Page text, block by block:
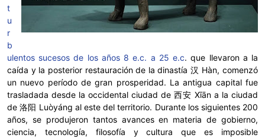
t
u
r
b
ulentos sucesos de los años 8 e.c. a 25 e.c. que llevaron a la
caída y la posterior restauración de la dinastía 汉 Hàn, comenzó
un nuevo período de gran prosperidad. La antigua capital fue
trasladada desde la occidental ciudad de 西安 Xīān a la ciudad
de 洛阳 Luòyáng al este del territorio. Durante los siguientes 200
años, se produjeron tantos avances en materia de gobierno,
ciencia, tecnología, filosofía y cultura que es imposible